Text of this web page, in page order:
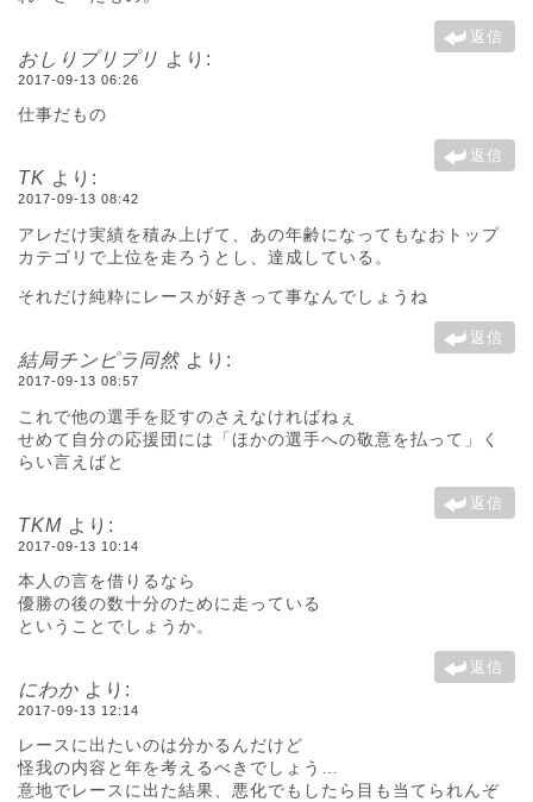
返信
おしりプリプリ より:
2017-09-13 06:26
仕事だもの
返信
TK より:
2017-09-13 08:42
アレだけ実績を積み上げて、あの年齢になってもなおトップ
カテゴリで上位を走ろうとし、達成している。
それだけ純粋にレースが好きって事なんでしょうね
返信
結局チンピラ同然 より:
2017-09-13 08:57
これで他の選手を貶すのさえなければねぇ
せめて自分の応援団には「ほかの選手への敬意を払って」く
らい言えばと
返信
TKM より:
2017-09-13 10:14
本人の言を借りるなら
優勝の後の数十分のために走っている
ということでしょうか。
返信
にわか より:
2017-09-13 12:14
レースに出たいのは分かるんだけど
怪我の内容と年を考えるべきでしょう…
意地でレースに出た結果、悪化でもしたら目も当てられんぞ